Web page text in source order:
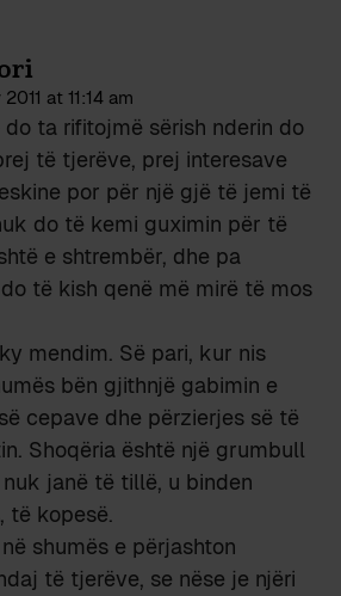
at 11:14 am
ta rifitojmë sërish nderin do
të tjerëve, prej interesave
por për një gjë të jemi të
do të kemi guximin për të
e shtrembër, dhe pa
të kish qenë më mirë të mos
mendim. Së pari, kur nis
bën gjithnjë gabimin e
cepave dhe përzierjes së të
Shoqëria është një grumbull
janë të tillë, u binden
të kopesë.
shumës e përjashton
të tjerëve, se nëse je njëri